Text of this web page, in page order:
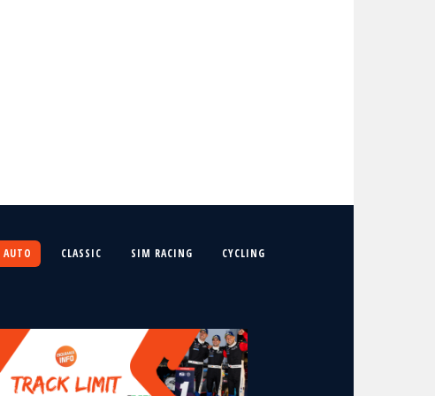
AUTO CLASSIC SIM RACING CYCLING